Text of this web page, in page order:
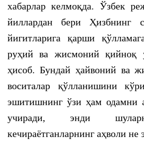
хабарлар келмоқда. Ўзбек
йиллардан бери Ҳизбнинг
йигитларига қарши
руҳий ва жисмоний қийноқ
ҳисоб. Бундай ҳайвоний ва
воситалар қўлланишини
эшитишнинг ўзи ҳам одамни
учиради, энди
кечираётганларнинг аҳволи не